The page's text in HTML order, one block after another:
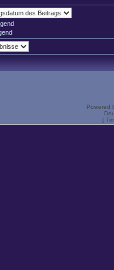
Powered
[